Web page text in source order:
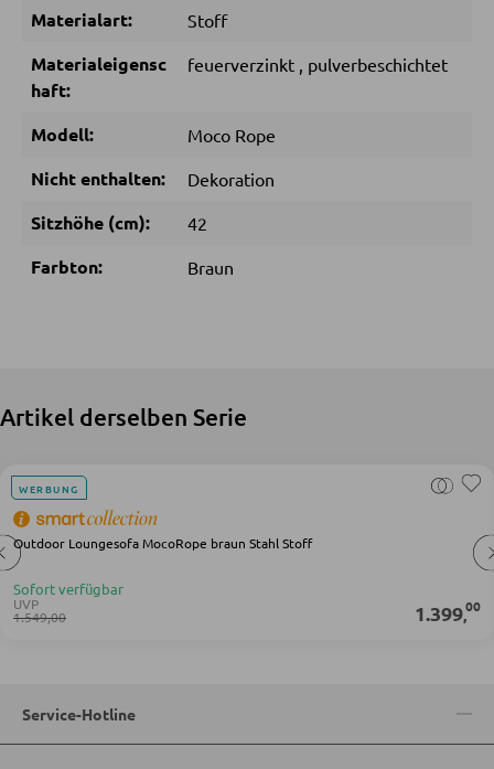
Doppelbetten
Polsterbetten
Komplette Schlafzimmer
MATRATZEN SHOP
KLEIDERSCHRÄNKE
Schmink- und Kosmetikspiegel
Badspiegel
Materialart: Stoff
Materialeigensc
haft:
feuerverzinkt , pulverbeschichtet
Modell: Moco Rope
Nicht enthalten: Dekoration
Sitzhöhe (cm): 42
Farbton: Braun
Artikel derselben Serie
WERBUNG
Outdoor Loungesofa MocoRope braun Stahl Stoff
Sofort verfügbar
UVP
1.549,00 1.399,00
Service-Hotline